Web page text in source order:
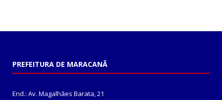
PREFEITURA DE MARACANÃ
End.: Av. Magalhães Barata, 21